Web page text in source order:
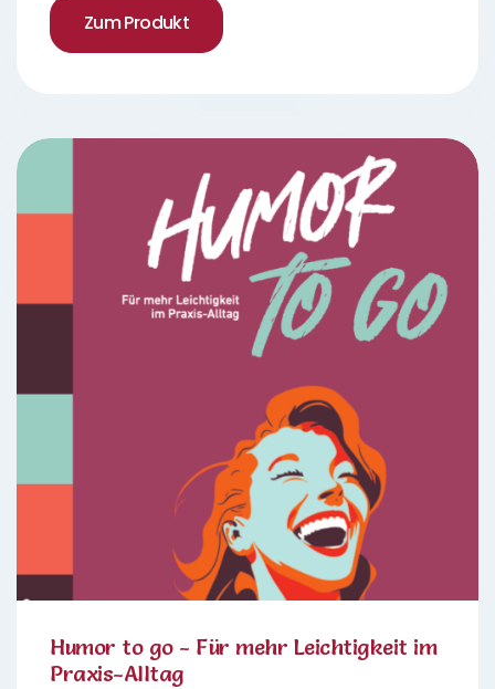
Zum Produkt
Humor to go - Für mehr Leichtigkeit im
Praxis-Alltag